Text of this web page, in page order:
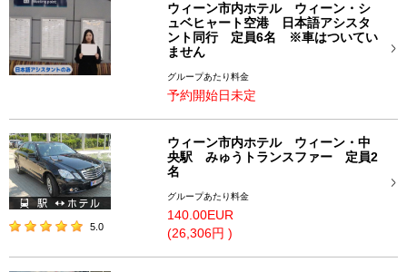
ウィーン市内ホテル ウィーン・シ
ュベヒャート空港 日本語アシスタ
ント同行 定員6名 ※車はついてい
ません
グループあたり料金
予約開始日未定
5.0
ウィーン市内ホテル ウィーン・中
央駅 みゅうトランスファー 定員2
名
グループあたり料金
140.00EUR
(26,306円 )